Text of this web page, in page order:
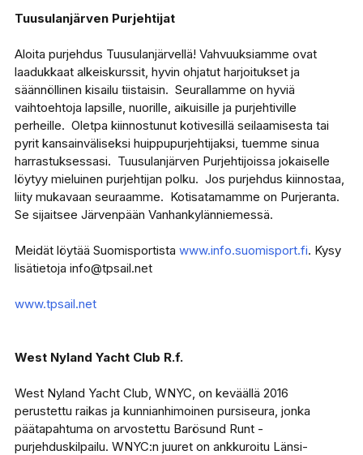
Tuusulanjärven Purjehtijat
Aloita purjehdus Tuusulanjärvellä! Vahvuuksiamme ovat
laadukkaat alkeiskurssit, hyvin ohjatut harjoitukset ja
säännöllinen kisailu tiistaisin. Seurallamme on hyviä
vaihtoehtoja lapsille, nuorille, aikuisille ja purjehtiville
perheille. Oletpa kiinnostunut kotivesillä seilaamisesta tai
pyrit kansainväliseksi huippupurjehtijaksi, tuemme sinua
harrastuksessasi. Tuusulanjärven Purjehtijoissa jokaiselle
löytyy mieluinen purjehtijan polku. Jos purjehdus kiinnostaa,
liity mukavaan seuraamme. Kotisatamamme on Purjeranta.
Se sijaitsee Järvenpään Vanhankylänniemessä.
Meidät löytää Suomisportista www.info.suomisport.fi. Kysy
lisätietoja info@tpsail.net
www.tpsail.net
West Nyland Yacht Club R.f.
West Nyland Yacht Club, WNYC, on keväällä 2016
perustettu raikas ja kunnianhimoinen pursiseura, jonka
päätapahtuma on arvostettu Barösund Runt -
purjehduskilpailu. WNYC:n juuret on ankkuroitu Länsi-